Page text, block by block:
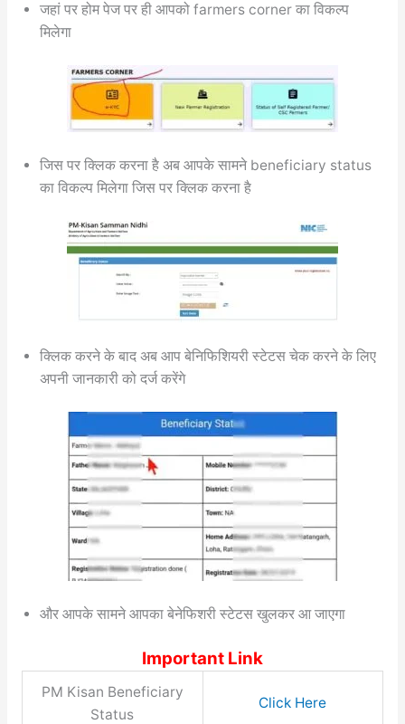
जहां पर होम पेज पर ही आपको farmers corner का विकल्प
मिलेगा
जिस पर क्लिक करना है अब आपके सामने beneficiary status
का विकल्प मिलेगा जिस पर क्लिक करना है
क्लिक करने के बाद अब आप बेनिफिशियरी स्टेटस चेक करने के लिए
अपनी जानकारी को दर्ज करेंगे
और आपके सामने आपका बेनेफिशरी स्टेटस खुलकर आ जाएगा
Important Link
PM Kisan Beneficiary
Status
Click Here